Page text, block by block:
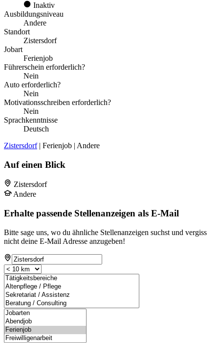
Inaktiv
Ausbildungsniveau
Andere
Standort
Zistersdorf
Jobart
Ferienjob
Führerschein erforderlich?
Nein
Auto erforderlich?
Nein
Motivationsschreiben erforderlich?
Nein
Sprachkenntnisse
Deutsch
Zistersdorf| Ferienjob | Andere
Auf einen Blick
Zistersdorf
Andere
Erhalte passende Stellenanzeigen als E-Mail
Bitte sage uns, wo du ähnliche Stellenanzeigen suchst und vergiss
nicht deine E-Mail Adresse anzugeben!